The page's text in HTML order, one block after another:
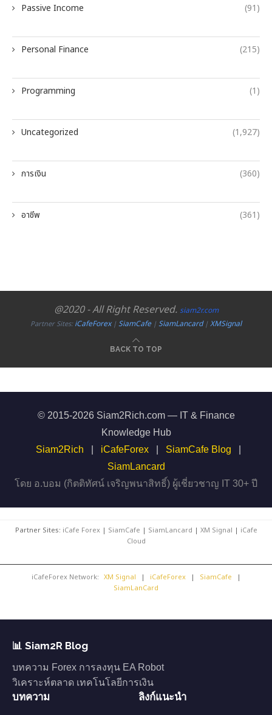
Passive Income (91)
Personal Finance (215)
Programming (1)
Uncategorized (1,927)
การเงิน (360)
อาชีพ (361)
@2020 - All Right Reserved. siam2r.com
Partner Sites:iCafeForex|SiamCafe|SiamLancard|XMSignal
BACK TO TOP
© 2015-2026 Siam2Rich.com — IT & Finance
Knowledge Hub
Siam2Rich
iCafeForex SiamCafe Blog
SiamLancard
โดย อ.บอม (กิตติทัศน์ เจริญพนาสิทธิ์) ผู้เชี่ยวชาญ IT 30+ ปี
Partner Sites: iCafe Forex| SiamCafe | SiamLancard | XM Signal | iCafe
Cloud
iCafeForex Network: XM Signal | iCafeForex | SiamCafe
|
SiamLanCard
📊 Siam2R Blog
บทความ Forex การลงทุน EA Robot
วิเคราะห์ตลาด เทคโนโลยีการเงิน
บทความ ลิงก์แนะนำ